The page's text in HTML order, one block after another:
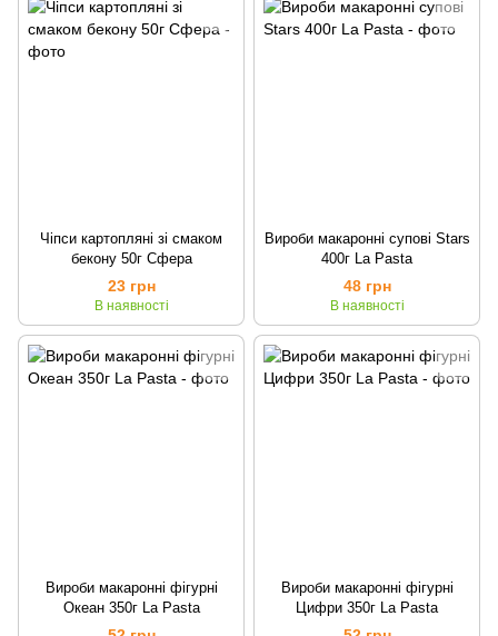
Чіпси картопляні зі смаком
бекону 50г Сфера
23 грн
В наявності
Вироби макаронні супові Stars
400г La Pasta
48 грн
В наявності
Вироби макаронні фігурні
Океан 350г La Pasta
Вироби макаронні фігурні
Цифри 350г La Pasta